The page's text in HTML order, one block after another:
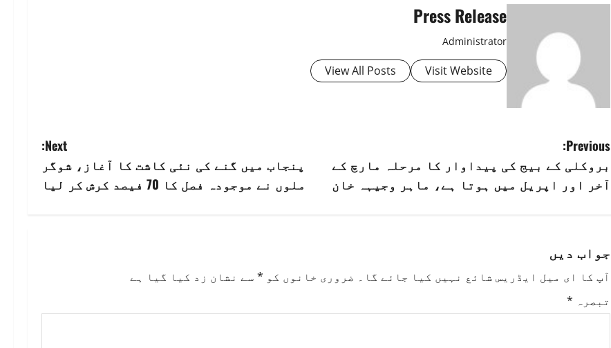
Press Release
Administrator
Visit Website
View All Posts
P
o
n
a
v
Previous:
بروکلی کے بیج کی پیداوار کا مرحلہ مارچ کے
آخر اور اپریل میں ہوتا ہے، ماہر وجیہہ خان
Next:
پنجاب میں گنے کی نئی کاشت کا آغاز، شوگر
ملوں نے موجودہ فصل کا 70 فیصد کرش کر لیا
جواب دیں
آپ کا ای میل ایڈریس شائع نہیں کیا جائے گا۔ ضروری خانوں کو * سے نشان زد کیا گیا ہے
تبصرہ *